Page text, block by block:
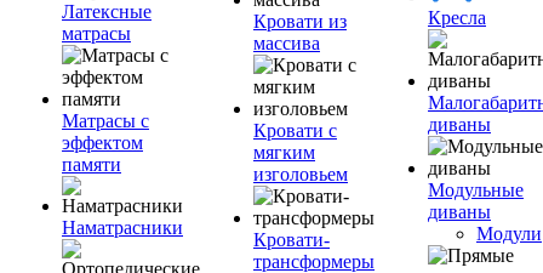
Латексные
матрасы
Матрасы с
эффектом
памяти
Наматрасники
Кровати из
массива
Кровати с
мягким
изголовьем
Кровати-
трансформеры
Кресла
диваны
Модульные
диваны
Модули